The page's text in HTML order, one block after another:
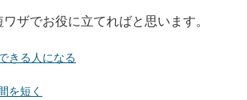
ザでお役に立てればと思います。
きる人になる
を短く